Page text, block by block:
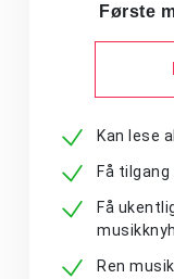
Første
Kan lese
Få tilgang
Få
Ren